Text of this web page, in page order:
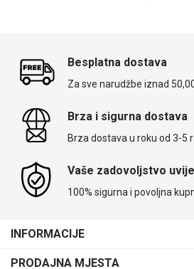
Besplatna dostava
Za sve narudžbe iznad
Brza i sigurna dostava
Brza dostava u roku od 3-5
Vaše zadovoljstvo
100% sigurna i povoljna
INFORMACIJE
PRODAJNA MJESTA